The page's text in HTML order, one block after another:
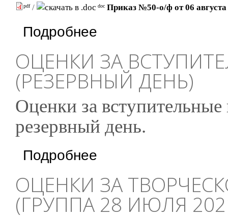
pdf/ doc Приказ №50-о/ф от 06 августа
Подробнее
ОЦЕНКИ ЗА
(РЕЗЕРВНЫЙ ДЕНЬ)
Оценки за
резервный день.
Подробнее
ОЦЕНКИ ЗА
(ГРУППА 28 ИЮЛЯ